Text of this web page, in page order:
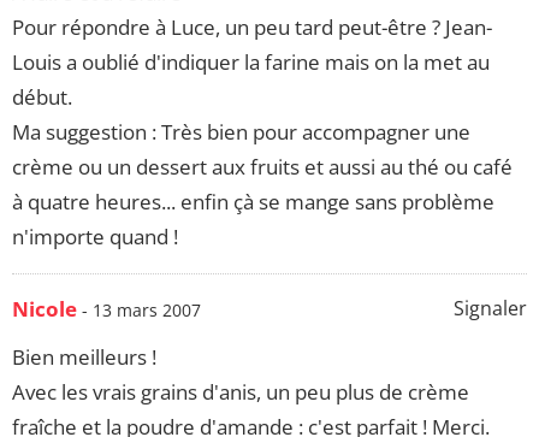
Pour répondre à Luce, un peu tard peut-être ? Jean-
Louis a oublié d'indiquer la farine mais on la met au
début.
Ma suggestion : Très bien pour accompagner une
crème ou un dessert aux fruits et aussi au thé ou café
à quatre heures... enfin çà se mange sans problème
n'importe quand !
Signaler
Nicole - 13 mars 2007
Bien meilleurs !
Avec les vrais grains d'anis, un peu plus de crème
fraîche et la poudre d'amande : c'est parfait ! Merci.